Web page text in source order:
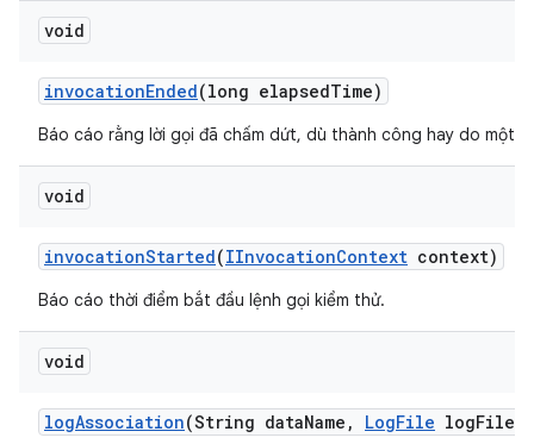
void
invocationEnded(long elapsedTime)
Báo cáo rằng lời gọi đã chấm dứt, dù thành công hay do một
void
invocationStarted(IInvocationContext context)
Báo cáo thời điểm bắt đầu lệnh gọi kiểm thử.
void
logAssociation(String dataName , LogFile logFile)